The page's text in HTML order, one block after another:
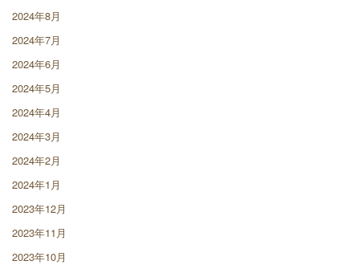
2024年8月
2024年7月
2024年6月
2024年5月
2024年4月
2024年3月
2024年2月
2024年1月
2023年12月
2023年11月
2023年10月